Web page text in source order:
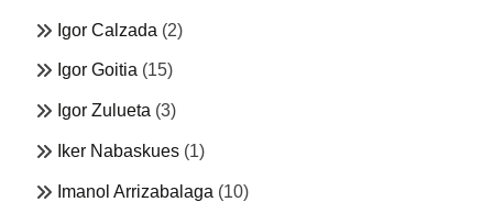
Igor Calzada (2)
Igor Goitia (15)
Igor Zulueta (3)
Iker Nabaskues (1)
Imanol Arrizabalaga (10)